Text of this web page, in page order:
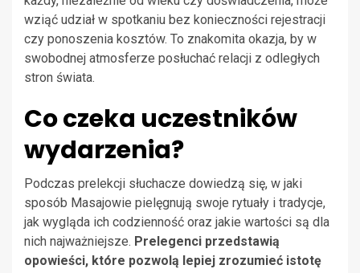
wziąć udział w spotkaniu bez konieczności rejestracji
czy ponoszenia kosztów. To znakomita okazja, by w
swobodnej atmosferze posłuchać relacji z odległych
stron świata.
Co czeka uczestników
wydarzenia?
Podczas prelekcji słuchacze dowiedzą się, w jaki
sposób Masajowie pielęgnują swoje rytuały i tradycje,
jak wygląda ich codzienność oraz jakie wartości są dla
nich najważniejsze. Prelegenci przedstawią
opowieści, które pozwolą lepiej zrozumieć istotę